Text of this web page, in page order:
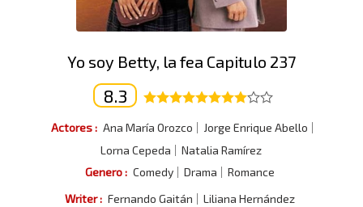
Yo soy Betty, la fea Capitulo 237
8.3
Actores : Ana María Orozco
Jorge Enrique Abello
Lorna Cepeda
Natalia Ramírez
Genero : Comedy Drama
Romance
Writer : Fernando Gaitán
Liliana Hernández